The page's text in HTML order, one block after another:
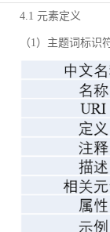
4.1 元素定义
（1）主题词标识